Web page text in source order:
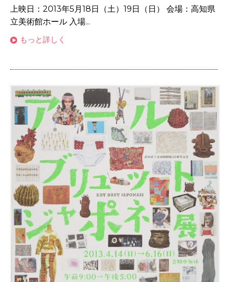
上映日：2013年5月18日（土）19日（日） 会場：高知県
立美術館ホール 入場...
もっと詳しく